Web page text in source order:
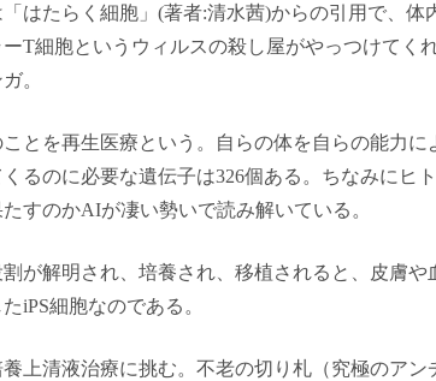
はたらく細胞」(著者:清水茜)からの引用で、
T細胞というウィルスの殺し屋がやっつけてく
。
とを再生医療という。自らの体を自らの能力
るのに必要な遺伝子は326個ある。ちなみにヒ
すのかAIが凄い勢いで読み解いている。
が解明され、培養され、移植されると、皮膚
iPS細胞なのである。
上清液治療に挑む。不老の切り札（究極のア